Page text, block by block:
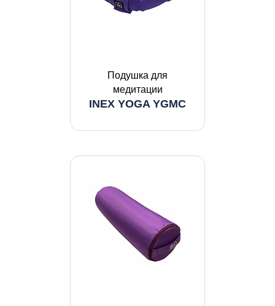
Подушка для
медитации
INEX YOGA YGMC